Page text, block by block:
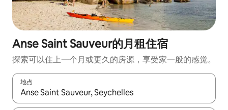
Anse Saint Sauveur的月租住宿
探索可以住上一个月或更久的房源，享受家一般的感觉。
地点
如有搜索结果，请使用上下方向键查看，或通过点击或滑动手势